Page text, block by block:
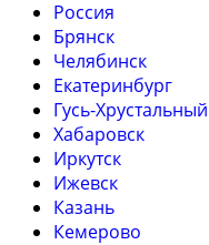
Россия
Брянск
Челябинск
Екатеринбург
Гусь-Хрустальный
Хабаровск
Иркутск
Ижевск
Казань
Кемерово